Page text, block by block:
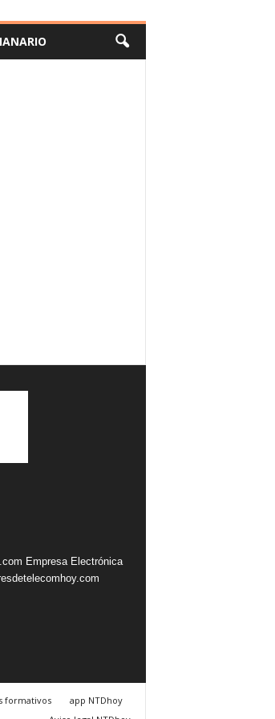
Empresa Electrónica
formativos
app NTDhoy